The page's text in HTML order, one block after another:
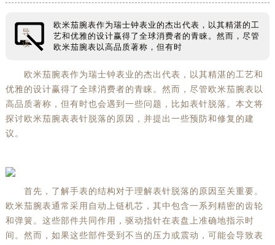
导
读
欧米茄腕表作为瑞士钟表业的杰出代表，以其精湛的工
艺和优雅的设计赢得了全球消费者的青睐。然而，尽管
欧米茄腕表以高品质著称，但有时
欧米茄腕表作为瑞士钟表业的杰出代表，以其精湛的工艺和
优雅的设计赢得了全球消费者的青睐。然而，尽管欧米茄腕表以
高品质著称，但有时也会遇到一些问题，比如表针脱落。本文将
探讨欧米茄腕表表针脱落的原因，并提出一些预防和修复的建
议。
首先，了解手表的结构对于理解表针脱落的原因至关重要。
欧米茄腕表通常采用自动上链机芯，其中包含一系列精密的齿轮
和弹簧。这些部件共同作用，驱动指针在表盘上准确地指示时
间。然而，如果这些部件受到不当的压力或震动，可能会导致表